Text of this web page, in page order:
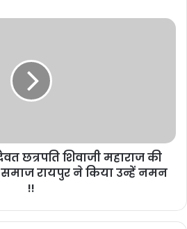
प्राप्ति होगी. मेहनत से सभी काम सफल होंगे.
: इन 4 राशियों पर बरसने वाले है, सूर्य ग्रहण
7911/surya-grahan-
छत्रपति शिवाजी महाराज की
समाज रायपुर ने किया उन्हें नमन
!!